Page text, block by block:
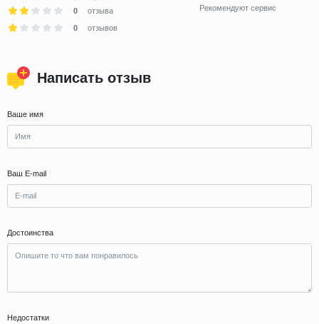
0
отзыва
0
отзывов
Рекомендуют сервис
Написать отзыв
Ваше имя
Ваш E-mail
Достоинства
Недостатки